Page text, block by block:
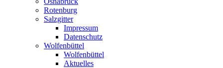
Rotenburg
Salzgitter
Impressum
Datenschutz
Wolfenbüttel
Wolfenbüttel
Aktuelles